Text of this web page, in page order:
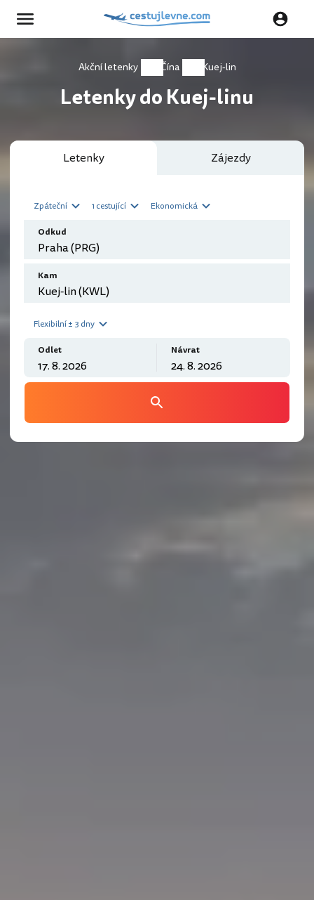
Akční letenky Čína Kuej-lin
Letenky do Kuej-linu
Letenky Zájezdy
Zpáteční 1 cestující Ekonomická
Odkud
Kam
Flexibilní ± 3 dny
Odlet Návrat